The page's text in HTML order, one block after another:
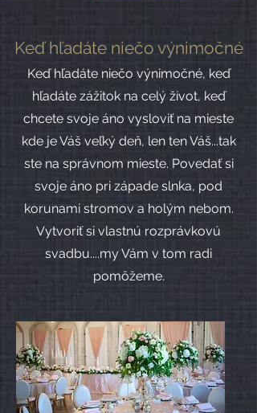
Keď hľadáte niečo výnimočné
Keď hľadáte niečo výnimočné, keď
hľadáte zážitok na celý život, keď
chcete svoje áno vysloviť na mieste
kde je Váš veľký deň, len ten Váš...tak
ste na správnom mieste. Povedať si
svoje áno pri západe slnka, pod
korunami stromov a holým nebom.
Vytvoriť si vlastnú rozprávkovú
svadbu....my Vám v tom radi
pomôžeme.